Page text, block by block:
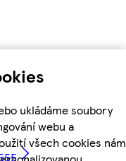
ukládáme soubory
webu a
všech cookies nám